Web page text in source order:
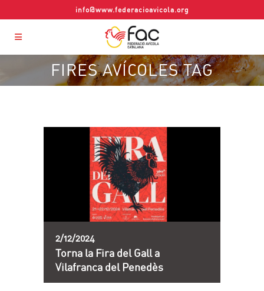
info@www.federacioavicola.org
FIRES AVÍCOLES TAG
2/12/2024
Torna la Fira del Gall a
Vilafranca del Penedès